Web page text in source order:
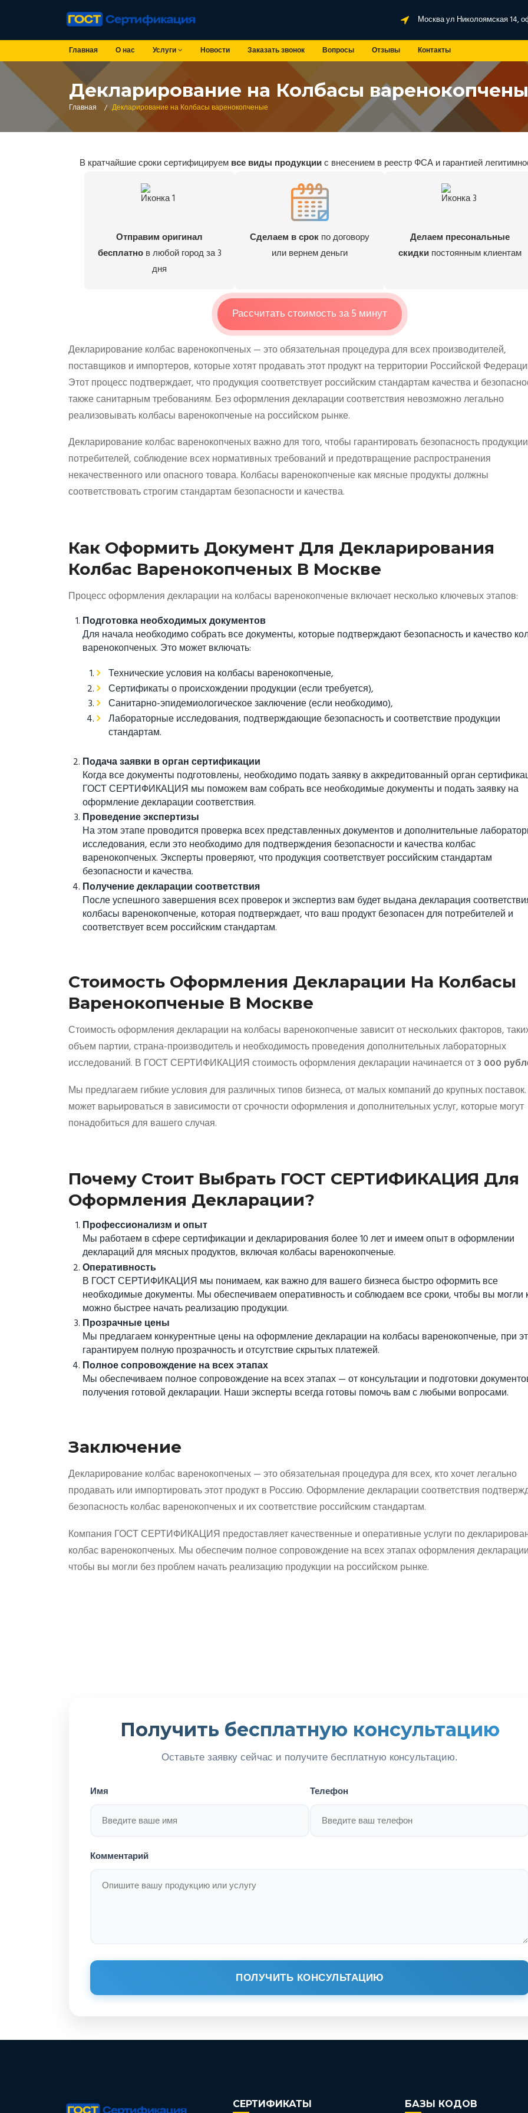
Москва ул Николоямская 14,
Главная О нас Услуги Новости Заказать звонок Вопросы Отзывы Контакты
Декларирование на Колбасы
Главная / Декларирование на Колбасы варенокопченые
В кратчайшие сроки сертифицируем все виды продукциис внесением в реестр ФСА и гарантией
Отправим оригинал
бесплатнов любой город за 3
дня
Сделаем в срок по договору
или вернем деньги
Делаем пресональные
скидки постоянным клиентам
Рассчитать стоимость за 5 минут
Декларирование колбас варенокопченых — это обязательная процедура для всех производителей,
поставщиков и импортеров, которые хотят продавать этот продукт на территории Российской
Этот процесс подтверждает, что продукция соответствует российским стандартам качества и
также санитарным требованиям. Без оформления декларации соответствия невозможно легально
реализовывать колбасы варенокопченые на российском рынке.
Декларирование колбас варенокопченых важно для того, чтобы гарантировать безопасность
потребителей, соблюдение всех нормативных требований и предотвращение распространения
некачественного или опасного товара. Колбасы варенокопченые как мясные продукты должны
соответствовать строгим стандартам безопасности и качества.
Как Оформить Документ Для Декларирования
Колбас Варенокопченых В Москве
Процесс оформления декларации на колбасы варенокопченые включает несколько ключевых этапов:
Подготовка необходимых документов
Для начала необходимо собрать все документы, которые подтверждают безопасность и качество
варенокопченых. Это может включать:
Технические условия на колбасы варенокопченые,
Сертификаты о происхождении продукции (если требуется),
Санитарно-эпидемиологическое заключение (если необходимо),
Лабораторные исследования, подтверждающие безопасность и соответствие продукции
стандартам.
Подача заявки в орган сертификации
Когда все документы подготовлены, необходимо подать заявку в аккредитованный орган
ГОСТ СЕРТИФИКАЦИЯ мы поможем вам собрать все необходимые документы и подать заявку на
оформление декларации соответствия.
Проведение экспертизы
На этом этапе проводится проверка всех представленных документов и дополнительные
исследования, если это необходимо для подтверждения безопасности и качества колбас
варенокопченых. Эксперты проверяют, что продукция соответствует российским стандартам
безопасности и качества.
Получение декларации соответствия
После успешного завершения всех проверок и экспертиз вам будет выдана декларация
колбасы варенокопченые, которая подтверждает, что ваш продукт безопасен для потребителей и
соответствует всем российским стандартам.
Стоимость Оформления Декларации На Колбасы
Варенокопченые В Москве
Стоимость оформления декларации на колбасы варенокопченые зависит от нескольких факторов,
объем партии, страна-производитель и необходимость проведения дополнительных лабораторных
исследований. В ГОСТ СЕРТИФИКАЦИЯ стоимость оформления декларации начинается от3 000
Мы предлагаем гибкие условия для различных типов бизнеса, от малых компаний до крупных
может варьироваться в зависимости от срочности оформления и дополнительных услуг, которые могут
понадобиться для вашего случая.
Почему Стоит Выбрать ГОСТ СЕРТИФИКАЦИЯ Для
Оформления Декларации?
Профессионализм и опыт
Мы работаем в сфере сертификации и декларирования более 10 лет и имеем опыт в оформлении
деклараций для мясных продуктов, включая колбасы варенокопченые.
Оперативность
В ГОСТ СЕРТИФИКАЦИЯ мы понимаем, как важно для вашего бизнеса быстро оформить все
необходимые документы. Мы обеспечиваем оперативность и соблюдаем все сроки, чтобы вы могли
можно быстрее начать реализацию продукции.
Прозрачные цены
Мы предлагаем конкурентные цены на оформление декларации на колбасы варенокопченые, при
гарантируем полную прозрачность и отсутствие скрытых платежей.
Полное сопровождение на всех этапах
Мы обеспечиваем полное сопровождение на всех этапах — от консультации и подготовки
получения готовой декларации. Наши эксперты всегда готовы помочь вам с любыми вопросами.
Заключение
Декларирование колбас варенокопченых — это обязательная процедура для всех, кто хочет легально
продавать или импортировать этот продукт в Россию. Оформление декларации соответствия
безопасность колбас варенокопченых и их соответствие российским стандартам.
Компания ГОСТ СЕРТИФИКАЦИЯ предоставляет качественные и оперативные услуги по
колбас варенокопченых. Мы обеспечим полное сопровождение на всех этапах оформления
чтобы вы могли без проблем начать реализацию продукции на российском рынке.
Получить бесплатную консультацию
Оставьте заявку сейчас и получите бесплатную консультацию.
Имя Телефон
Комментарий
ПОЛУЧИТЬ КОНСУЛЬТАЦИЮ
СЕРТИФИКАТЫ БАЗЫ КОДОВ